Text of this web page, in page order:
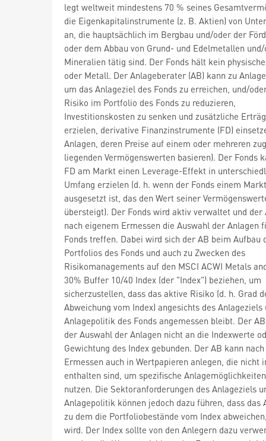
legt weltweit mindestens 70 % seines
die Eigenkapitalinstrumente (z. B. Aktien) von
an, die hauptsächlich im Bergbau und/oder der
oder dem Abbau von Grund- und Edelmetallen
Mineralien tätig sind. Der Fonds hält kein
oder Metall. Der Anlageberater (AB) kann zu
um das Anlageziel des Fonds zu erreichen, und/
Risiko im Portfolio des Fonds zu reduzieren,
Investitionskosten zu senken und zusätzliche
erzielen, derivative Finanzinstrumente (FD)
Anlagen, deren Preise auf einem oder mehreren
liegenden Vermögenswerten basieren). Der Fonds
FD am Markt einen Leverage-Effekt in
Umfang erzielen (d. h. wenn der Fonds einem
ausgesetzt ist, das den Wert seiner
übersteigt). Der Fonds wird aktiv verwaltet und der
nach eigenem Ermessen die Auswahl der Anlagen
Fonds treffen. Dabei wird sich der AB beim Aufbau
Portfolios des Fonds und auch zu Zwecken des
Risikomanagements auf den MSCI ACWI Metals
30% Buffer 10/40 Index (der "Index") beziehen, um
sicherzustellen, dass das aktive Risiko (d. h. Grad
Abweichung vom Index) angesichts des Anlageziels
Anlagepolitik des Fonds angemessen bleibt. Der
der Auswahl der Anlagen nicht an die Indexwerte
Gewichtung des Index gebunden. Der AB kann
Ermessen auch in Wertpapieren anlegen, die nicht
enthalten sind, um spezifische
nutzen. Die Sektoranforderungen des Anlageziels
Anlagepolitik können jedoch dazu führen, dass das
zu dem die Portfoliobestände vom Index
wird. Der Index sollte von den Anlegern dazu